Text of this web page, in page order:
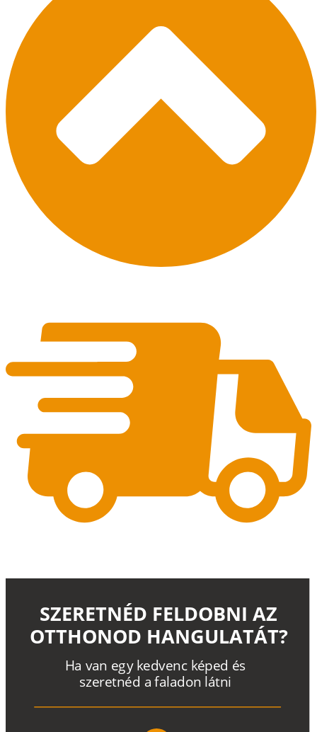
Ha van egy kedvenc képed és
szeretnéd a faladon látni
SZERETNÉD FELDOBNI AZ
OTTHONOD HANGULATÁT?